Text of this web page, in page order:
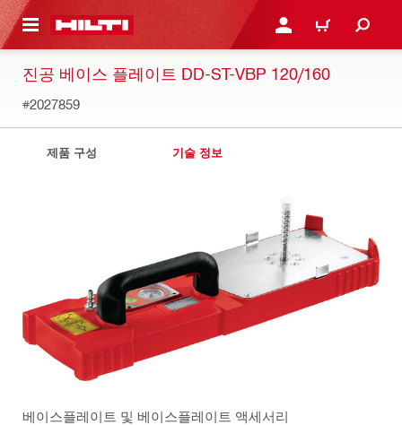
으로 건너뛰기 로그인 또는 회원가입
장바구니
진공 베이스 플레이트 DD-ST-VBP 120/160
#2027859
제품 구성 기술 정보
베이스플레이트 및 베이스플레이트 액세서리